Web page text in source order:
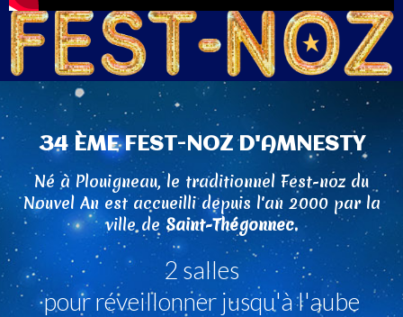
34 ÈME FEST-NOZ D'AMNESTY
Né à Plouigneau, le traditionnel Fest-noz du
Nouvel An est accueilli depuis l'an 2000 par la
ville deSaint-Thégonnec.
2 salles
pour réveillonner jusqu'à l'aube